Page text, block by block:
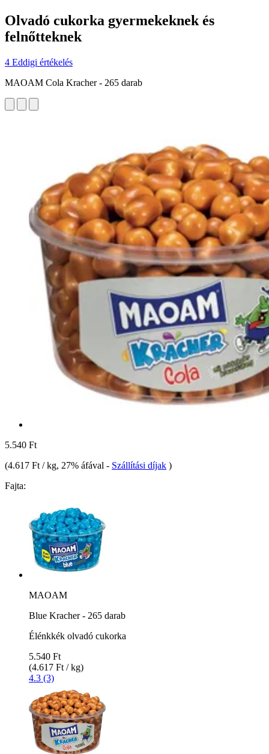
Olvadó cukorka gyermekeknek és
felnőtteknek
4 Eddigi értékelés
MAOAM Cola Kracher - 265 darab
5.540 Ft
(4.617 Ft / kg, 27% áfával - Szállítási díjak )
Fajta:
MAOAM
Blue Kracher - 265 darab
Élénkkék olvadó cukorka
5.540 Ft
(4.617 Ft / kg)
4.3 (3)